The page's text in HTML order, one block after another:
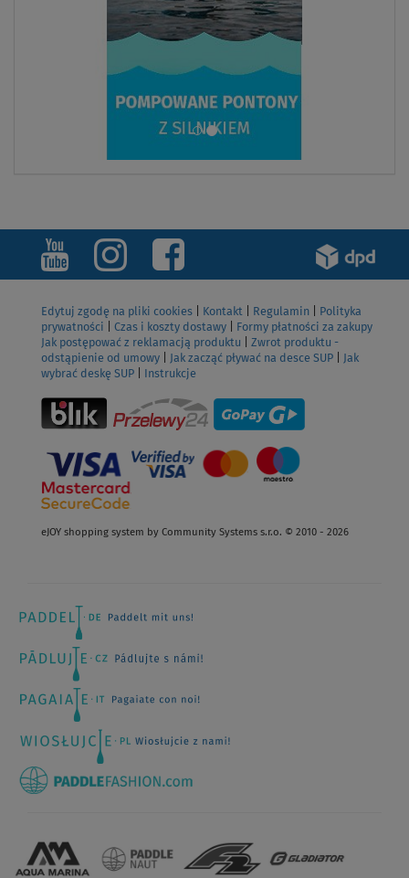
Edytuj zgodę na pliki cookies Kontakt Regulamin
Polityka
prywatności
Czas i koszty dostawy
Formy płatności za zakupy
Jak postępować z reklamacją produktu
Zwrot produktu -
odstąpienie od umowy
Jak zacząć pływać na desce SUP
Jak
wybrać deskę SUP
Instrukcje
eJOY shopping system by Community Systems s.r.o. © 2010 - 2026